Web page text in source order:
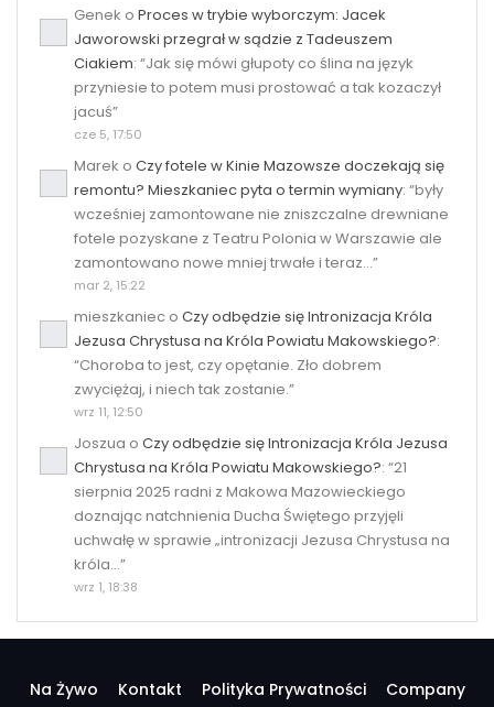
Genek o Proces w trybie wyborczym: Jacek
Jaworowski przegrał w sądzie z Tadeuszem
Ciakiem: “Jak się mówi głupoty co ślina na język
przyniesie to potem musi prostować a tak kozaczył
jacuś”
cze 5, 17:50
Marek o Czy fotele w Kinie Mazowsze doczekają się
remontu? Mieszkaniec pyta o termin wymiany: “były
wcześniej zamontowane nie zniszczalne drewniane
fotele pozyskane z Teatru Polonia w Warszawie ale
zamontowano nowe mniej trwałe i teraz…”
mar 2, 15:22
mieszkaniec o Czy odbędzie się Intronizacja Króla
Jezusa Chrystusa na Króla Powiatu Makowskiego?:
“Choroba to jest, czy opętanie. Zło dobrem
zwyciężaj, i niech tak zostanie.”
wrz 11, 12:50
Joszua o Czy odbędzie się Intronizacja Króla Jezusa
Chrystusa na Króla Powiatu Makowskiego?: “21
sierpnia 2025 radni z Makowa Mazowieckiego
doznając natchnienia Ducha Świętego przyjęli
uchwałę w sprawie „intronizacji Jezusa Chrystusa na
króla…”
wrz 1, 18:38
Na Żywo Kontakt Polityka Prywatności Company